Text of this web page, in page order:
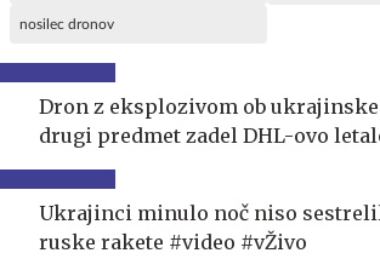
nosilec dronov
Dron z eksplozivom ob
drugi predmet zadel DHL-ovo
Ukrajinci minulo noč niso
ruske rakete #video #vŽivo